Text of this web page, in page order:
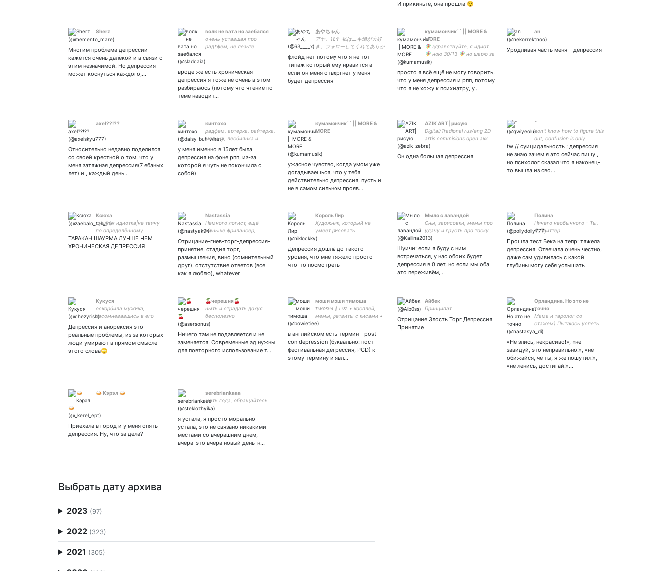
И прикиньте, она прошла 😯
Sherz
Многим проблема депрессии
кажется очень далёкой и в связи с
этим незначимой. Но депрессия
может коснуться каждого,…
волк не вата но заебался
очень уставшая про
рад*фем, не лезьте
вроде же есть хроническая
депрессия я тоже не очень в этом
разбираюсь (потому что чтение по
теме наводит…
あやちゃん
アヤ。18↑ 私はニキ燐が大好
き。フォローしてくれてありが
флойд нет потому что я не тот
типаж который ему нравится а
если он меня отвергнет у меня
будет депрессия
кумамончик`` || MORE &
MORE
🧚‍♀️ здравствуйте, я идиот
🧚‍♀️ ною 30/13 🧚‍♀️ но шарю за
мюзиклы 🧚‍♀️что такое этот
ваш капоп
просто я всё ещё не могу говорить,
что у меня депрессия и рпп, потому
что я не хожу к психиатру, у…
an
Уродливая часть меня – депрессия
axel??!??
Относительно недавно поделился
со своей крестной о том, что у
меня затяжная депрессия(7 ебаных
лет) и , каждый день…
кинтoxo
радфем, артерка, райтерка,
медица, лесбиянка и
моя любимая девушка
♡(｡- ω -) - закрытка
у меня именно в 15лет была
депрессия на фоне рпп, из-за
которой я чуть не покончила с
собой)
кумамончик`` || MORE &
MORE
ужасное чувство, когда умом уже
догадываешься, что у тебя
действительно депрессия, пусть и
не в самом сильном прояв…
AZIK ART| рисую
Digital/Tradional rus/eng 2D
artis commisions open акк
запасной оформа by
Он одна большая депрессия
don’t know how to figure this
out, confusion is only
growing & I realized I wasn’t
being myself
tw // суицидальность ; депрессия
не знаю зачем я это сейчас пишу ,
но психолог сказал что я наконец-
то вышла из сво…
Ксюха
душная идиотка|не твичу
по определённому
фандому|тупо разлагаюсь|
много ною|мед профиль|
ТАРАКАН ШАУРМА ЛУЧШЕ ЧЕМ
ХРОНИЧЕСКАЯ ДЕПРЕССИЯ
Nastassia
Немного логист, ещё
меньше фрилансер,
es un carnaval
Отрицание-гнев-торг-депрессия-
принятие, стадия торг,
размышления, вино (сомнительный
друг), отстутствие ответов (все
как я люблю), whatever
Король Лир
Художник, который не
умеет рисовать
Депрессия дошла до такого
уровня, что мне тяжело просто
что-то посмотреть
Мыло с лавандой
Сны, зарисовки, мемы про
удачу и грусть про тоску
Шуичи: если я буду с ним
встречаться, у нас обоих будет
депрессия в 0 лет, но если мы оба
это переживём,…
Полина
Ничего необычного - Ты,
Я, Твиттер
Прошла тест Бека на тепр: тяжела
депрессия. Отвечала очень честно,
даже сам удивилась с какой
глубины могу себя услышать
Кукуся
оскорбила мужика,
засомневавшись в его
теперь я тут
Депрессия и анорексия это
реальные проблемы, из за которых
люди умирают в прямом смысле
этого слова🙄
🍒черешня🍒
ныть и страдать дохуя
бесполезно
Ничего там не подавляется и не
заменяется. Современные ад нужны
для повторного использование т…
моши моши тимоша
ᴛɪᴍᴏꜱʜᴀ \\ ʟɪᴢᴀ • косплей,
мемы, ретвиты с кисами •
next cosplay: FGO \\ DNRPA
\\ HELLTAKER \\ PT EPIC •
закрытка, куда вы можете
тоже податься:
в английском есть термин - post-
con depression (буквально: пост-
фестивальная депрессия, PCD) к
этому термину и явл…
Айбек
Принципат
Отрицание Злость Торг Депрессия
Принятие
Орландина. Но это не
точно
Мама и таролог со
стажем) Пытаюсь успеть
всё, но нет... пишу о детях,
жалуюсь на жизнь
«Не злись, некрасиво!», «не
завидуй, это неправильно!», «не
обижайся, че ты, я же пошутил!»,
«не ленись, достигай!»…
🍛 Кэрэл 🍛
Приехала в город и у меня опять
депрессия. Ну, что за дела?
serebriankaaa
мать года, обращайтесь
я устала, я просто морально
устала, это не связано никакими
местами со вчерашним днем,
вчера-это вчера новый день-н…
Выбрать дату архива
2023 (97)
2022 (323)
2021 (305)